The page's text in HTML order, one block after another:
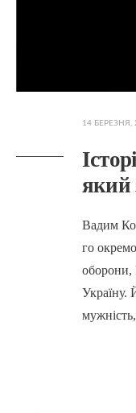
14 БЕРЕЗНЯ,
який
Вадим
го
оборони,
Україну.
мужність,